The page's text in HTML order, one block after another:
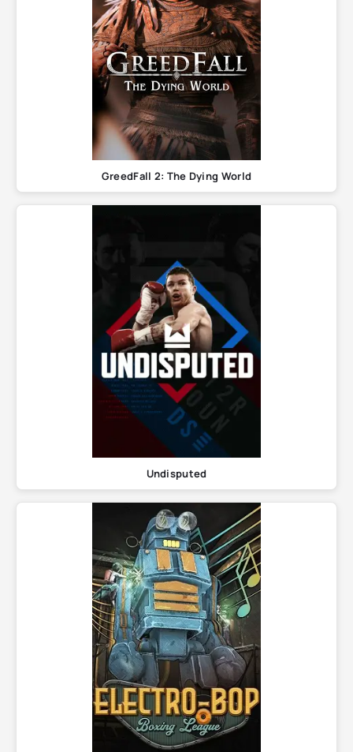
GreedFall 2: The Dying World
Undisputed